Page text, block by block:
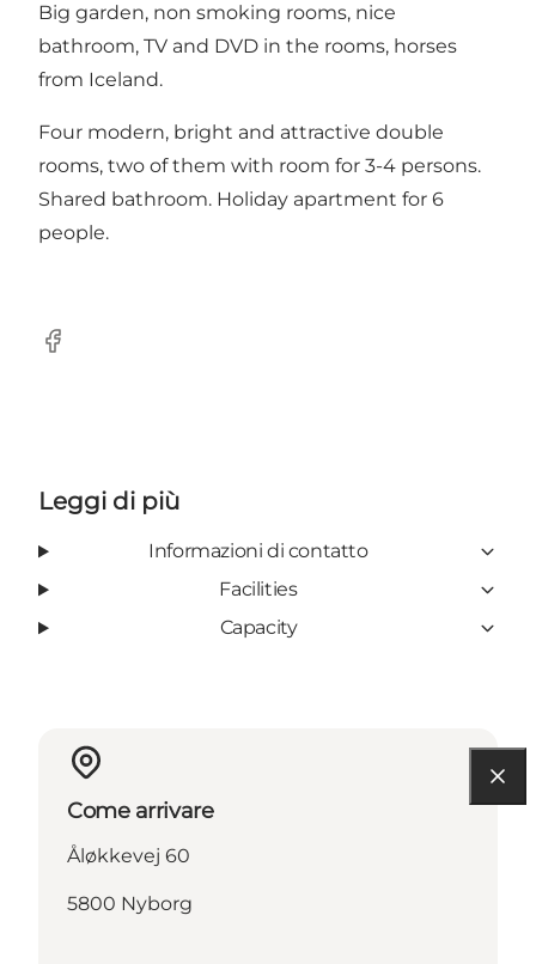
Big garden, non smoking rooms, nice
bathroom, TV and DVD in the rooms, horses
from Iceland.
Four modern, bright and attractive double
rooms, two of them with room for 3-4 persons.
Shared bathroom. Holiday apartment for 6
people.
Facebook
Leggi di più
Informazioni di contatto
Facilities
Capacity
Come arrivare
Åløkkevej 60
5800 Nyborg